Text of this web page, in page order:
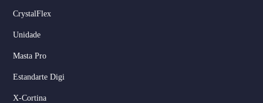
CrystalFlex
Unidade
Masta Pro
Estandarte Digi
X-Cortina